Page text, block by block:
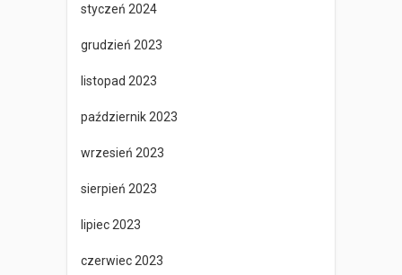
styczeń 2024
grudzień 2023
listopad 2023
październik 2023
wrzesień 2023
sierpień 2023
lipiec 2023
czerwiec 2023